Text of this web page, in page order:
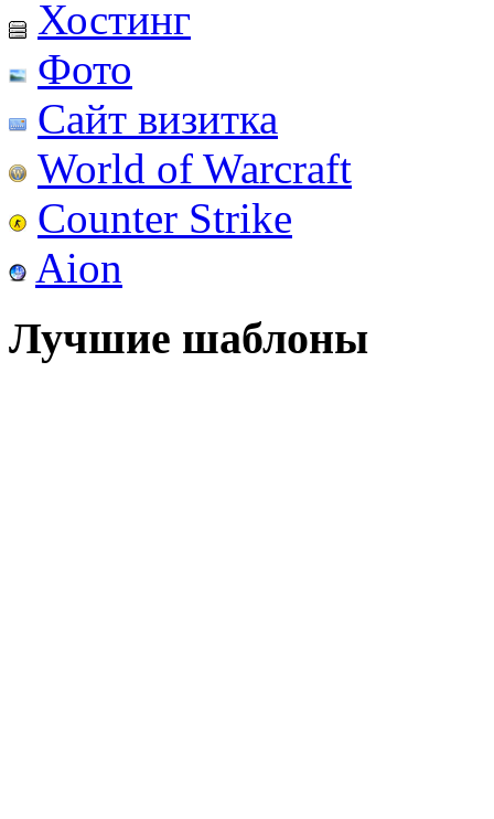
Хостинг
Фото
Сайт визитка
World of Warcraft
Counter Strike
Aion
Лучшие шаблоны